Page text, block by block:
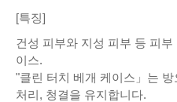
[특징]
건성 피부와 지성 피부 등 피
이스.
"클린 터치 베개 케이스」는
처리, 청결을 유지합니다.